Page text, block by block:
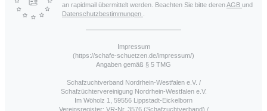
an rapidmail übermittelt werden. Beachten Sie bitte derenAGB und
Datenschutzbestimmungen
Impressum
(https://schafe-schuetzen.de/impressum/)
Angaben gemäß § 5 TMG
Schafzuchtverband Nordrhein-Westfalen e.V. /
Schafzüchtervereinigung Nordrhein-Westfalen e.V.
Im Wöholz 1, 59556 Lippstadt-Eickelborn
Vereinsregister: VR-Nr. 3576 (Schafzuchtverband) /